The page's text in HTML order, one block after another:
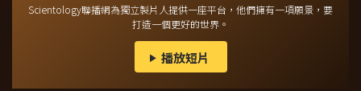
Scientology聯播網為獨立製片人提供一座平台，他們擁有一項願景，要
打造一個更好的世界。
播放短片